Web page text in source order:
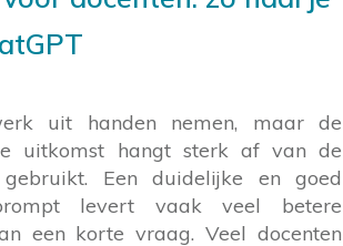
uit handen nemen, maar de
uitkomst hangt sterk af van de
Een duidelijke en goed
levert vaak veel betere
een korte vraag. Veel docenten